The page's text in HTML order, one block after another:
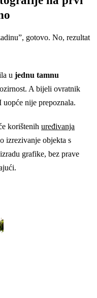
gotovo. No, rezultat
u jednu tamnu
A bijeli ovratnik
nije prepoznala.
korištenih uređivanja
izrezivanje objekta s
grafike, bez prave